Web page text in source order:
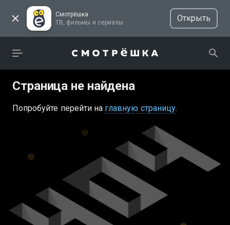
Смотрёшка
ТВ, фильмы и сериалы
Открыть
Страница не найдена
Попробуйте перейти на главную страницу.